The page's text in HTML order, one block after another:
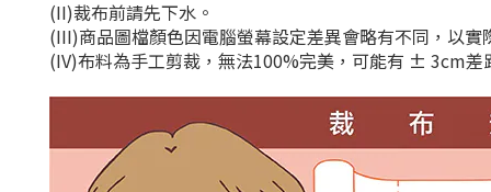
(II)裁布前請先下水。
(III)商品圖檔顏色因電腦螢幕設定差異會略有不同，以實
(IV)布料為手工剪裁，無法100%完美，可能有 ± 3cm